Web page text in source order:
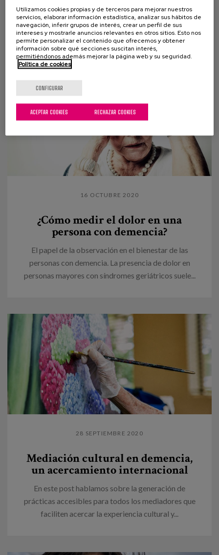
Música para volver a sentirse parte de este mundo
Han pasado cerca de dos años de que todo
empezara…De que la música, los acordes y...
16 OCTUBRE 2020
¿Cómo medir el dolor en una
persona con demencia?
El papel de la observación en el bienestar de las
personas con demencia. La presencia de dolor en
personas mayores con síndromes geriátricos suele...
28 SEPTIEMBRE 2020
Mediación cultural en demencia,
un acercamiento internacional
En este post hablamos sobre la generación de
prácticas accesibles para todos los mediadores que
faciliten acercar la experiencia cultural y...
Utilizamos cookies propias y de terceros para mejorar nuestros
servicios, elaborar información estadística, analizar sus hábitos de
navegación, inferir grupos de interés, crear un perfil de sus
intereses y mostrarle anuncios relevantes en otros sitios. Esto nos
permite personalizar el contenido que ofrecemos y obtener
información sobre qué secciones suscitan interés,
permitiéndonos además mejorar la página web y su seguridad.
Política de cookies
CONFIGURAR
RECHAZAR COOKIES
ACEPTAR COOKIES